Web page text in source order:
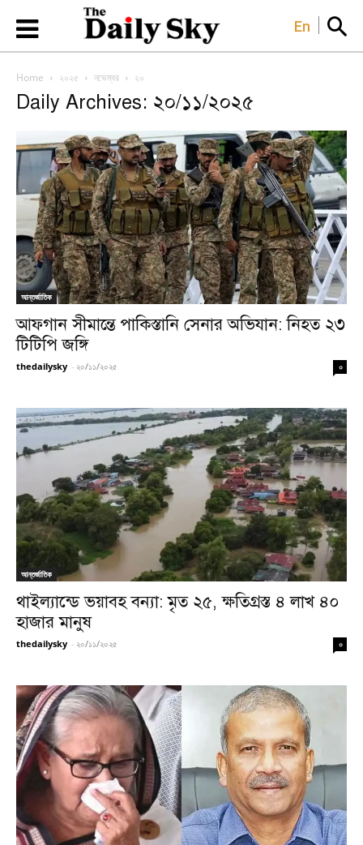
En
Home ২০২৫ নভেম্বর ২০
Daily Archives: ২০/১১/২০২৫
আন্তর্জাতিক
আফগান সীমান্তে পাকিস্তানি সেনার অভিযান: নিহত ২৩
টিটিপি জঙ্গি
thedailysky - ২০/১১/২০২৫ ০
আন্তর্জাতিক
থাইল্যান্ডে ভয়াবহ বন্যা: মৃত ২৫, ক্ষতিগ্রস্ত ৪ লাখ ৪০
হাজার মানুষ
thedailysky - ২০/১১/২০২৫ ০